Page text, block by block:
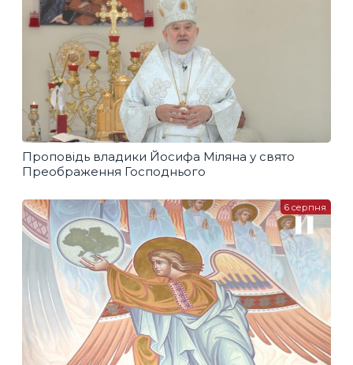
Проповідь владики Йосифа Міляна у свято
Преображення Господнього
6 серпня